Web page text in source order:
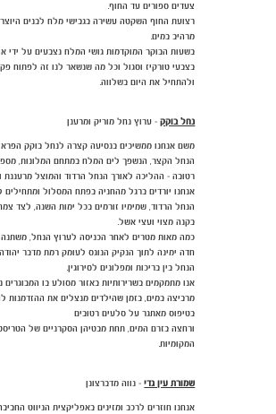
צעדים ספורים עד החוף.
רצועת החוף השקטה עשירה בגבישי מלח לבנים
מרהיב במים.
בשעות הבוקר המוקדמות גושי המלח נצבעים על ידי
בצבעי טורקיז וסגול וכל מה שנשאר לנו זה לפתוח
ולהתחיל את היום בשלווה.
נחל בוקק- ערוץ נחל מוריק ומרענן
משם אנחנו ממשיכים בנסיעה קצרה לנחל בוקק
הנחל הקצר, הנשפך לים המלח במתחם המלונות,
רטובה - ההליכה לאורך הנחל הרדוד והמוצל מרעננת
אנחנו יורדים ברגל מהחניה בפתח המסלול ומתחילים
הנחל הרדוד, שמימיו זורמים בכל ימות השנה, לצד
בקנה מצוי ועצי אשל.
כמה מאות מטרים לאחר הכניסה לערוץ הנחל, משתנה
חדה ימינה לתוך הנקיק הנוגס לעומק רמת מדבר
הנחל בין בריכות ומפלונים לסירוגין.
אנו מתמקמים בשרירותיות באזור מסולע בו המבוגרים
מרביצה במים, בזמן שהילדים מנצלים את ההזדמנות
בטיפוס מאתגר על סלעים רטובים
ורחצה בזרם המים, תחת מבטיהן הסקרניים של
המקומיות.
שמורת עין גדי- נווה מדברצונן
אנחנו חוזרים לרכב ומזינים באפליקצית הניווט